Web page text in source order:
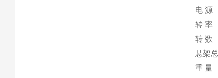
电 源
转 率
转 数
悬架
重 量